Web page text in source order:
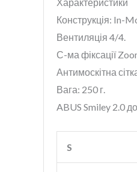
Характеристики
Конструкція: In-
Вентиляція 4/4.
С-ма фіксації
Антимоскітна
Вага: 250 г.
ABUS Smiley 2.0
S